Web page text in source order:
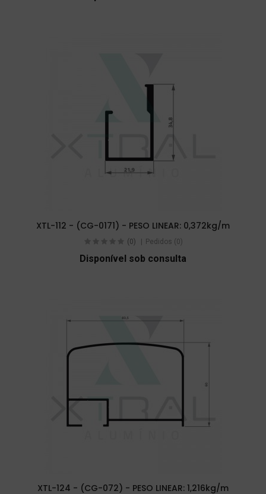
XTL-112 - (CG-0171) - PESO LINEAR: 0,372kg/m
(0) Pedidos (0)
Disponível sob consulta
XTL-124 - (CG-072) - PESO LINEAR: 1,216kg/m